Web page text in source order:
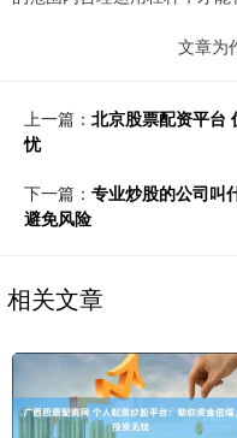
文章为
上一篇： 北京股票配资平台
忧
下一篇： 专业炒股的公司叫
避免风险
相关文章